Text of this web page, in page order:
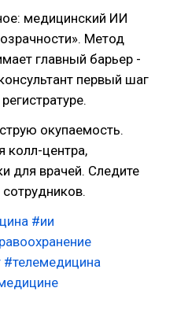
медицинский ИИ
Метод
главный барьер -
первый шаг
окупаемость.
колл-центра,
для врачей. Следите
#ии
#телемедицина